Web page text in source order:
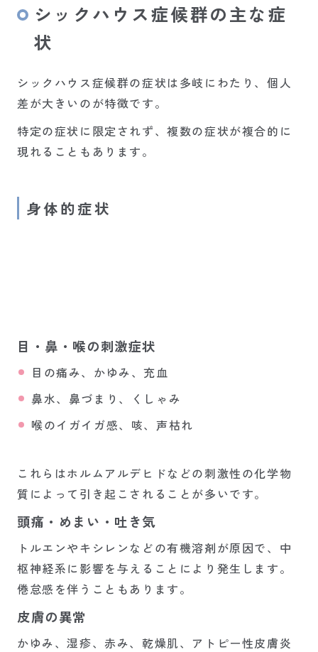
シックハウス症候群の主な症
状
シックハウス症候群の症状は多岐にわたり、個人
差が大きいのが特徴です。
特定の症状に限定されず、複数の症状が複合的に
現れることもあります。
身体的症状
目・鼻・喉の刺激症状
目の痛み、かゆみ、充血
鼻水、鼻づまり、くしゃみ
喉のイガイガ感、咳、声枯れ
これらはホルムアルデヒドなどの刺激性の化学物
質によって引き起こされることが多いです。
頭痛・めまい・吐き気
トルエンやキシレンなどの有機溶剤が原因で、中
枢神経系に影響を与えることにより発生します。
倦怠感を伴うこともあります。
皮膚の異常
かゆみ、湿疹、赤み、乾燥肌、アトピー性皮膚炎